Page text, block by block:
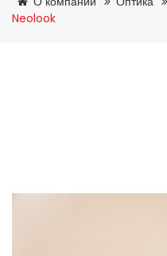
Neolook